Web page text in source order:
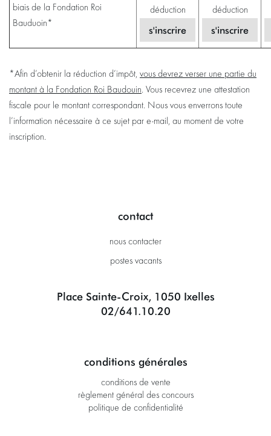
biais de la Fondation Roi
Bauduoin*
déduction
s'inscrire
déduction
s'inscrire
*Afin d’obtenir la réduction d’impôt, vous devrez verser une partie du
montant à la Fondation Roi Baudouin. Vous recevrez une attestation
fiscale pour le montant correspondant. Nous vous enverrons toute
l’information nécessaire à ce sujet par e-mail, au moment de votre
inscription.
contact
nous contacter
postes vacants
Place Sainte-Croix, 1050 Ixelles
02/641.10.20
conditions générales
conditions de vente
règlement général des concours
politique de confidentialité